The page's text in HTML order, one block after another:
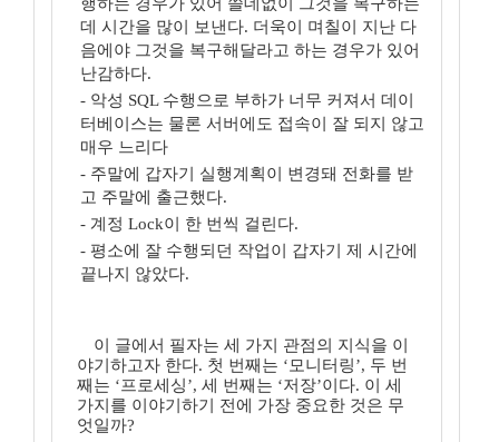
데 시간을 많이 보낸다. 더욱이 며칠이 지난 다
음에야 그것을 복구해달라고 하는 경우가 있어
난감하다.
- 악성 SQL 수행으로 부하가 너무 커져서 데이
터베이스는 물론 서버에도 접속이 잘 되지 않고
매우 느리다
- 주말에 갑자기 실행계획이 변경돼 전화를 받
고 주말에 출근했다.
- 계정 Lock이 한 번씩 걸린다.
- 평소에 잘 수행되던 작업이 갑자기 제 시간에
끝나지 않았다.
이 글에서 필자는 세 가지 관점의 지식을 이
야기하고자 한다. 첫 번째는 ‘모니터링’, 두 번
째는 ‘프로세싱’, 세 번째는 ‘저장’이다. 이 세
가지를 이야기하기 전에 가장 중요한 것은 무
엇일까?